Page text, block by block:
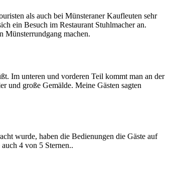
als auch bei Münsteraner Kaufleuten sehr
ein Besuch im Restaurant Stuhlmacher an.
Münsterrundgang machen.
Im unteren und vorderen Teil kommt man an der
und große Gemälde. Meine Gästen sagten
wurde, haben die Bedienungen die Gäste auf
4 von 5 Sternen..